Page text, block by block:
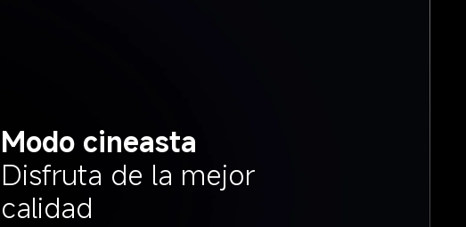
Modo cineasta
Disfruta de la mejor
calidad